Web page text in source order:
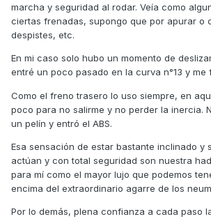
marcha y seguridad al rodar. Veía como
ciertas frenadas, supongo que por apurar o
despistes, etc.
En mi caso solo hubo un momento de
entré un poco pasado en la curva n°13 y me
Como el freno trasero lo uso siempre, en
poco para no salirme y no perder la inercia.
un pelín y entró el ABS.
Esa sensación de estar bastante inclinado y
actúan y con total seguridad son nuestra
para mí como el mayor lujo que podemos
encima del extraordinario agarre de los
Por lo demás, plena confianza a cada paso